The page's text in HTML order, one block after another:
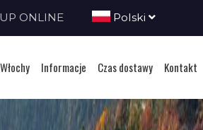
ONLINE Polski
Włochy Informacje Czas dostawy Kontakt